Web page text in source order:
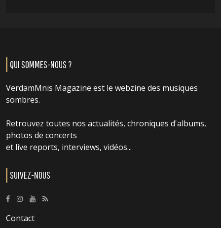
QUI SOMMES-NOUS ?
VerdamMnis Magazine est le webzine des musiques
sombres.
Retrouvez toutes nos actualités, chroniques d'albums,
photos de concerts
et live reports, interviews, vidéos...
SUIVEZ-NOUS
Contact